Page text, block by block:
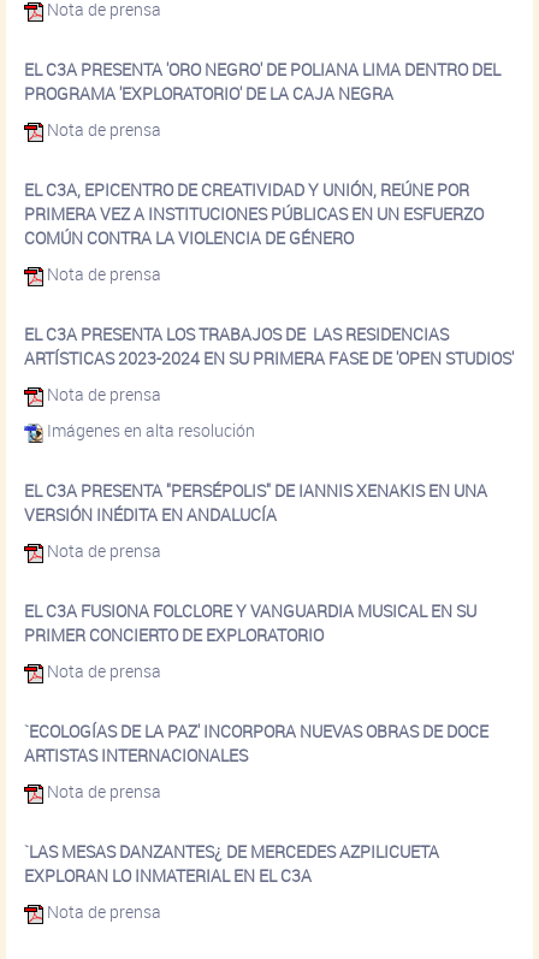
Nota de prensa
EL C3A PRESENTA 'ORO NEGRO' DE POLIANA LIMA DENTRO DEL
PROGRAMA 'EXPLORATORIO' DE LA CAJA NEGRA
Nota de prensa
EL C3A, EPICENTRO DE CREATIVIDAD Y UNIÓN, REÚNE POR
PRIMERA VEZ A INSTITUCIONES PÚBLICAS EN UN ESFUERZO
COMÚN CONTRA LA VIOLENCIA DE GÉNERO
Nota de prensa
EL C3A PRESENTA LOS TRABAJOS DE LAS RESIDENCIAS
ARTÍSTICAS 2023-2024 EN SU PRIMERA FASE DE 'OPEN STUDIOS'
Nota de prensa
Imágenes en alta resolución
EL C3A PRESENTA "PERSÉPOLIS" DE IANNIS XENAKIS EN UNA
VERSIÓN INÉDITA EN ANDALUCÍA
Nota de prensa
EL C3A FUSIONA FOLCLORE Y VANGUARDIA MUSICAL EN SU
PRIMER CONCIERTO DE EXPLORATORIO
Nota de prensa
`ECOLOGÍAS DE LA PAZ' INCORPORA NUEVAS OBRAS DE DOCE
ARTISTAS INTERNACIONALES
Nota de prensa
`LAS MESAS DANZANTES¿ DE MERCEDES AZPILICUETA
EXPLORAN LO INMATERIAL EN EL C3A
Nota de prensa